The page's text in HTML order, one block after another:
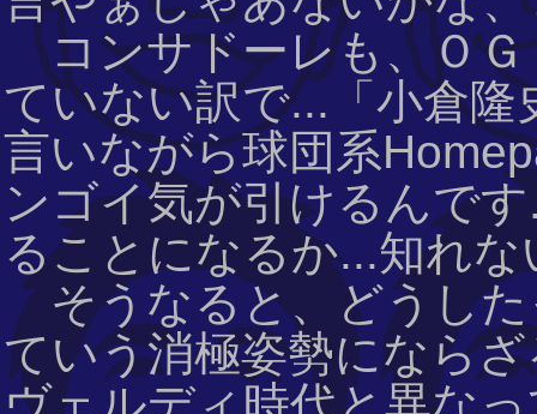
コンサドーレも、ＯＧ
ていない訳で...「小倉
言いながら球団系
ンゴイ気が引けるんで
ることになるか...知れ
そうなると、どうした
ていう消極姿勢になら